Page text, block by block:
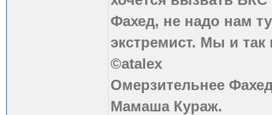
Фахед, не надо нам
экстремист. Мы и
©atalex
Омерзительнее
Мамаша Кураж.